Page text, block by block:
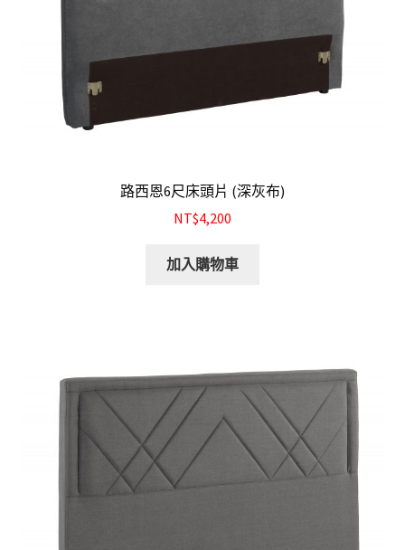
路西恩6尺床頭片 (深灰布)
NT$4,200
加入購物車